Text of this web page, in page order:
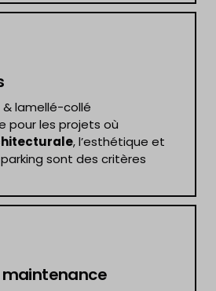
lamellé-collé
pour les projets où
, l’esthétique et
sont des critères